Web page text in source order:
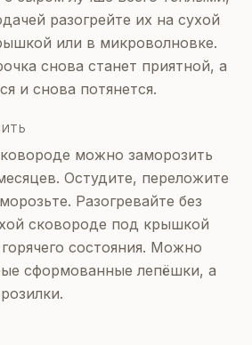
разогрейте их на сухой
или в микроволновке.
снова станет приятной, а
и снова потянется.
можно заморозить
Остудите, переложите
Разогревайте без
сковороде под крышкой
состояния. Можно
сформованные лепёшки, а